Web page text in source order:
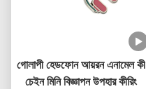
গোলাপী হেডফোন আয়রন এনামেল কী
চেইন মিনি বিজ্ঞাপন উপহার কীরিং